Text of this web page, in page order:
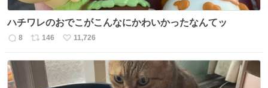
ハチワレのおでこがこんなにかわいかったなんてッ
返
数
8
リ
ス
ト
146
い
ね
数
11,726